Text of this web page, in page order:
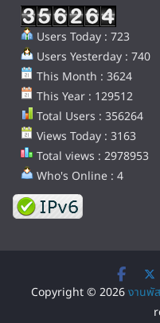
Users Today : 723
Users Yesterday : 740
This Month : 3624
This Year : 129512
Total Users : 356264
Views Today : 3163
Total views : 2978953
Who's Online : 4
Copyright © 2026งานพั